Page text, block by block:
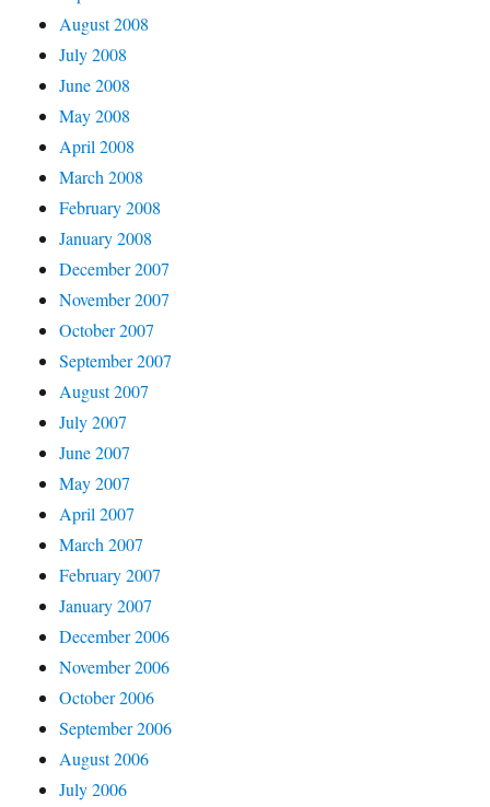
August 2008
July 2008
June 2008
May 2008
April 2008
March 2008
February 2008
January 2008
December 2007
November 2007
October 2007
September 2007
August 2007
July 2007
June 2007
May 2007
April 2007
March 2007
February 2007
January 2007
December 2006
November 2006
October 2006
September 2006
August 2006
July 2006